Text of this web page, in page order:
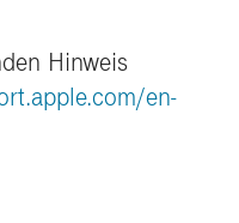
Hinweis
en-